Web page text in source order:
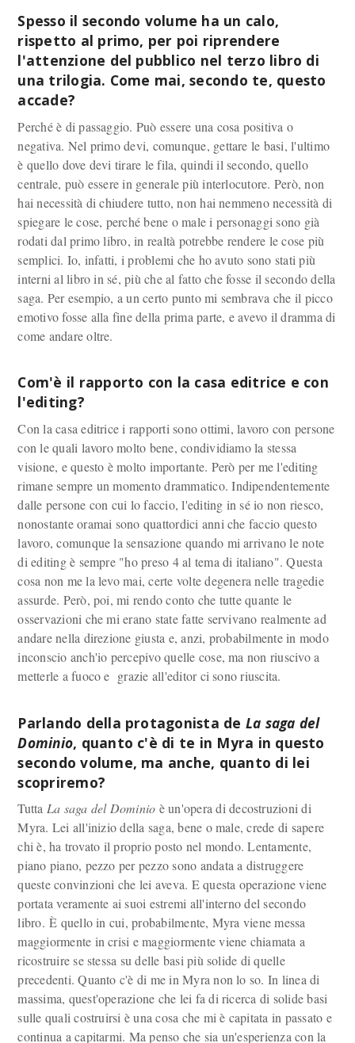
Spesso il secondo volume ha un calo,
rispetto al primo, per poi riprendere
l'attenzione del pubblico nel terzo libro di
una trilogia. Come mai, secondo te, questo
accade?
Perché è di passaggio. Può essere una cosa positiva o
negativa. Nel primo devi, comunque, gettare le basi, l'ultimo
è quello dove devi tirare le fila, quindi il secondo, quello
centrale, può essere in generale più interlocutore. Però, non
hai necessità di chiudere tutto, non hai nemmeno necessità di
spiegare le cose, perché bene o male i personaggi sono già
rodati dal primo libro, in realtà potrebbe rendere le cose più
semplici. Io, infatti, i problemi che ho avuto sono stati più
interni al libro in sé, più che al fatto che fosse il secondo della
saga. Per esempio, a un certo punto mi sembrava che il picco
emotivo fosse alla fine della prima parte, e avevo il dramma di
come andare oltre.
Com'è il rapporto con la casa editrice e con
l'editing?
Con la casa editrice i rapporti sono ottimi, lavoro con persone
con le quali lavoro molto bene, condividiamo la stessa
visione, e questo è molto importante. Però per me l'editing
rimane sempre un momento drammatico. Indipendentemente
dalle persone con cui lo faccio, l'editing in sé io non riesco,
nonostante oramai sono quattordici anni che faccio questo
lavoro, comunque la sensazione quando mi arrivano le note
di editing è sempre "ho preso 4 al tema di italiano". Questa
cosa non me la levo mai, certe volte degenera nelle tragedie
assurde. Però, poi, mi rendo conto che tutte quante le
osservazioni che mi erano state fatte servivano realmente ad
andare nella direzione giusta e, anzi, probabilmente in modo
inconscio anch'io percepivo quelle cose, ma non riuscivo a
metterle a fuoco e grazie all'editor ci sono riuscita.
Parlando della protagonista de La saga del
Dominio, quanto c'è di te in Myra in questo
secondo volume, ma anche, quanto di lei
scopriremo?
Tutta La saga del Dominio è un'opera di decostruzioni di
Myra. Lei all'inizio della saga, bene o male, crede di sapere
chi è, ha trovato il proprio posto nel mondo. Lentamente,
piano piano, pezzo per pezzo sono andata a distruggere
queste convinzioni che lei aveva. E questa operazione viene
portata veramente ai suoi estremi all'interno del secondo
libro. È quello in cui, probabilmente, Myra viene messa
maggiormente in crisi e maggiormente viene chiamata a
ricostruire se stessa su delle basi più solide di quelle
precedenti. Quanto c'è di me in Myra non lo so. In linea di
massima, quest'operazione che lei fa di ricerca di solide basi
sulle quali costruirsi è una cosa che mi è capitata in passato e
continua a capitarmi. Ma penso che sia un'esperienza con la